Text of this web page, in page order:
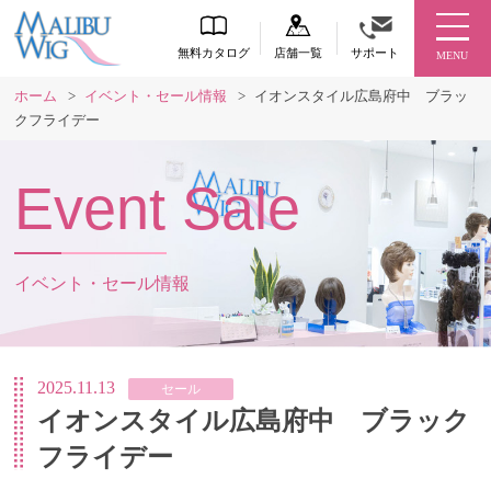
無料カタログ 店舗一覧 サポート MENU
ホーム > イベント・セール情報 > イオンスタイル広島府中 ブラッ
クフライデー
Event Sale
イベント・セール情報
2025.11.13 セール
イオンスタイル広島府中 ブラック
フライデー